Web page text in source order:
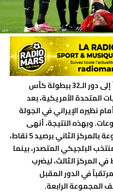
تأهل المنتخب المصري رسمياً إلى دور الـ32 ببطولة كأس
المتحدة الأمريكية، بعد
نظيره الإيراني في الجولة
وبهذه النتيجة، أنهى
الفراعنة مشوارهم في المجموعة بالمركز الثاني برصيد 5 نقاط،
البلجيكي المتصدر، بينما
رصيدها إلى 3 نقاط في المركز الثالث، ليضرب
في الدور المقبل
المجموعة الرابعة.